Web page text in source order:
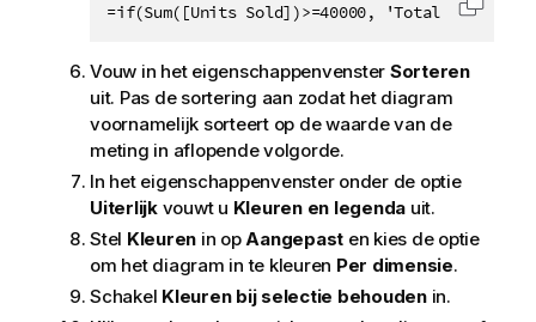
=if(Sum([Units Sold])>=40000, 'Total Profit',
Code
Vouw in het eigenschappenvenster Sorteren
uit. Pas de sortering aan zodat het diagram
voornamelijk sorteert op de waarde van de
meting in aflopende volgorde.
In het eigenschappenvenster onder de optie
Uiterlijkvouwt u Kleuren en legenda uit.
Stel Kleuren in opAangepast en kies de optie
om het diagram in te kleuren Per dimensie.
Schakel Kleuren bij selectie behoudenin.